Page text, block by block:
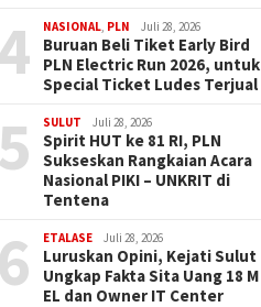
NASIONAL PLN Juli 28, 2026
Buruan Beli Tiket Early Bird
PLN Electric Run 2026, untuk
Special Ticket Ludes Terjual
SULUT Juli 28, 2026
Spirit HUT ke 81 RI, PLN
Sukseskan Rangkaian Acara
Nasional PIKI – UNKRIT di
Tentena
ETALASE Juli 28, 2026
Luruskan Opini, Kejati Sulut
Ungkap Fakta Sita Uang 18 M
EL dan Owner IT Center